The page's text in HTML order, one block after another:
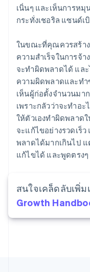
เนิ่นๆ และเห็นการห
กระทั่งเชอริล แซนด์เ
ในขณะที่คุณควรสร้า
ความสำเร็จในการจ้
จะทำผิดพลาดได้ แล
ความผิดพลาดและทํ
เห็นผู้ก่อตั้งจำนวนมา
เพราะกลัวว่าจะทำอ
ให้ตัวเองทําผิดพลาด
จะแก้ไขอย่างรวดเร็
พลาดได้มากเกินไป
แก้ไขได้ และพูดตรง
สนใจเคล็ดลับเพิ่
Growth
English
เนเธอร์แลนด์
บราซิล
Português English
บัลแกเรีย
English
เบลเยียม
NederlandsFrançais
โปรตุเกส
Português
โปแลนด์
English
ฝรั่งเศส
FrançaisEnglish
มอลตา
มาเลเซีย
English简体中文